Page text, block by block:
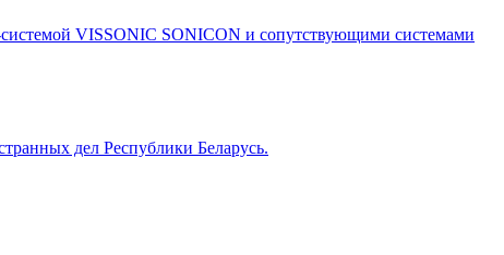
системой VISSONIC SONICON и сопутствующими системами
дел Республики Беларусь.